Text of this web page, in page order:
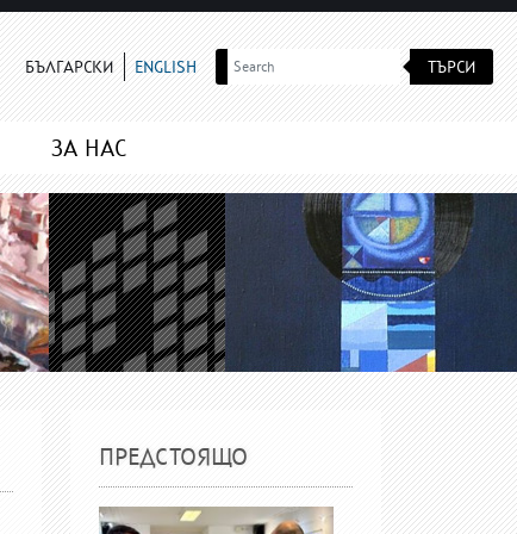
БЪЛГАРСКИ ENGLISH ТЪРСИ
ЗА НАС
ПРЕДСТОЯЩО